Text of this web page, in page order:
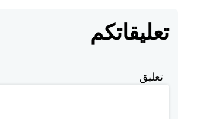
تعليقاتكم
تعليق